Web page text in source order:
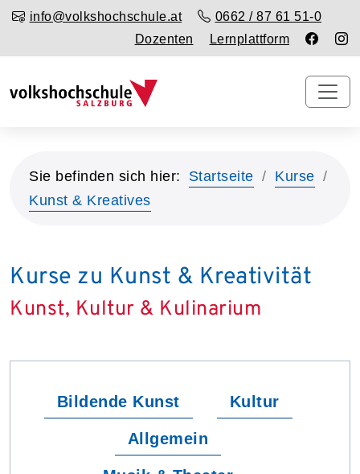
info@volkshochschule.at
0662 / 87 61 51-0
Dozenten
Lernplattform
Sie befinden sich hier: Startseite
Kurse
Kunst & Kreatives
Kurse zu Kunst & Kreativität
Kunst, Kultur & Kulinarium
Bildende Kunst Kultur
Allgemein